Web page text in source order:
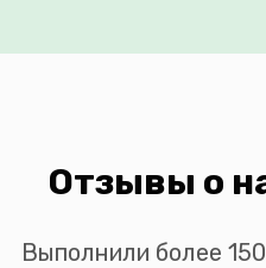
Отзывы о
Выполнили более